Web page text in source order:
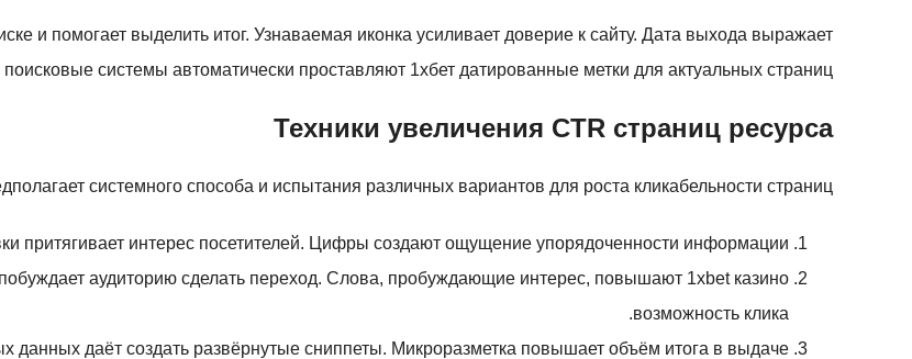
и помогает выделить итог. Узнаваемая иконка усиливает доверие к сайту. Дата выхода выражает
системы автоматически проставляют 1хбет датированные метки для актуальных страниц.
Техники увеличения CTR страниц ресурса
системного способа и испытания различных вариантов для роста кликабельности страниц.
притягивает интерес посетителей. Цифры создают ощущение упорядоченности информации.
аудиторию сделать переход. Слова, пробуждающие интерес, повышают 1xbet казино
возможность клика.
данных даёт создать развёрнутые сниппеты. Микроразметка повышает объём итога в выдаче.